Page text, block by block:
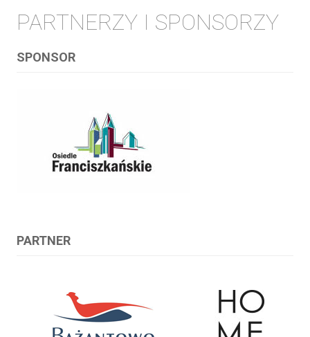
PARTNERZY I SPONSORZY
SPONSOR
PARTNER